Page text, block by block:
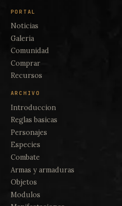
ESPECIES
ESPECIES
Especie Durbos
PORTAL
Noticias
Galeria
Comunidad
Comprar
Recursos
ARCHIVO
Introduccion
Reglas basicas
Personajes
Especies
Combate
Armas y armaduras
Objetos
Modulos